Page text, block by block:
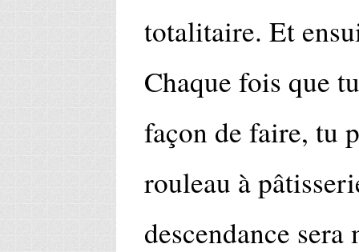
totalitaire. Et
Chaque fois que
façon de faire, tu
rouleau à
descendance